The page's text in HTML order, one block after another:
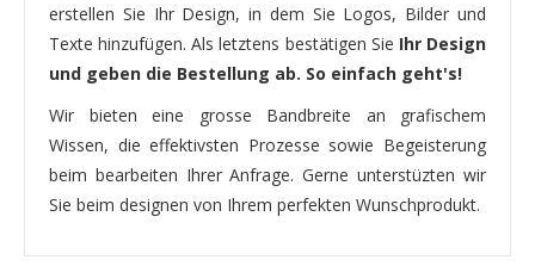
erstellen Sie Ihr Design, in dem Sie Logos, Bilder und
Texte hinzufügen. Als letztens bestätigen Sie Ihr Design
und geben die Bestellung ab. So einfach geht's!
Wir bieten eine grosse Bandbreite an grafischem
Wissen, die effektivsten Prozesse sowie Begeisterung
beim bearbeiten Ihrer Anfrage. Gerne unterstüzten wir
Sie beim designen von Ihrem perfekten Wunschprodukt.